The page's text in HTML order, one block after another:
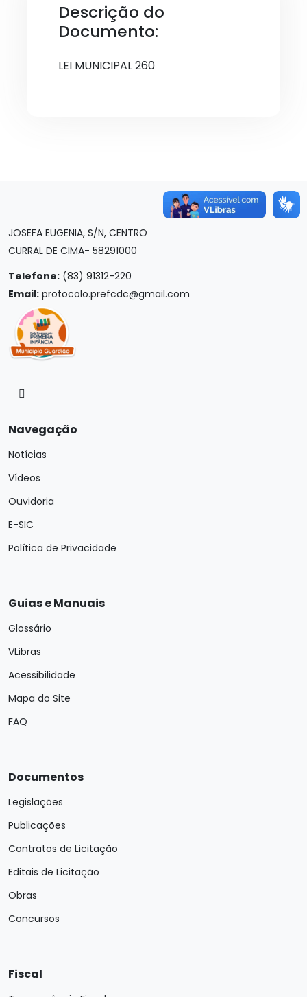
Descrição do
Documento:
LEI MUNICIPAL 260
JOSEFA EUGENIA, S/N, CENTRO
CURRAL DE CIMA- 58291000
Telefone: (83) 91312-220
Email: protocolo.prefcdc@gmail.com
Navegação
Notícias
Vídeos
Ouvidoria
E-SIC
Política de Privacidade
Guias e Manuais
Glossário
VLibras
Acessibilidade
Mapa do Site
FAQ
Documentos
Legislações
Publicações
Contratos de Licitação
Editais de Licitação
Obras
Concursos
Fiscal